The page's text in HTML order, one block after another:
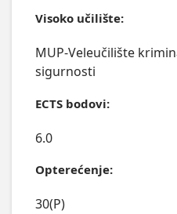
Visoko učilište:
MUP-Veleučilište
sigurnosti
ECTS bodovi:
6.0
Opterećenje:
30(P)